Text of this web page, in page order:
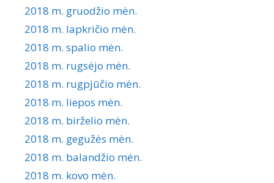
2018 m. gruodžio mėn.
2018 m. lapkričio mėn.
2018 m. spalio mėn.
2018 m. rugsėjo mėn.
2018 m. rugpjūčio mėn.
2018 m. liepos mėn.
2018 m. birželio mėn.
2018 m. gegužės mėn.
2018 m. balandžio mėn.
2018 m. kovo mėn.